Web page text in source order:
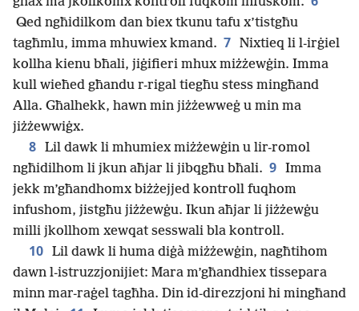
Qed ngħidilkom dan biex tkunu tafu x’tistgħu
tagħmlu, imma mhuwiex kmand. 7 Nixtieq li l-irġiel
kollha kienu bħali, jiġifieri mhux miżżewġin. Imma
kull wieħed għandu r-rigal tiegħu stess mingħand
Alla. Għalhekk, hawn min jiżżewweġ u min ma
jiżżewwiġx.
8 Lil dawk li mhumiex miżżewġin u lir-romol
ngħidilhom li jkun aħjar li jibqgħu bħali. 9 Imma
jekk m’għandhomx biżżejjed kontroll fuqhom
infushom, jistgħu jiżżewġu. Ikun aħjar li jiżżewġu
milli jkollhom xewqat sesswali bla kontroll.
10 Lil dawk li huma diġà miżżewġin, nagħtihom
dawn l-istruzzjonijiet: Mara m’għandhiex tissepara
minn mar-raġel tagħha. Din id-direzzjoni hi mingħand